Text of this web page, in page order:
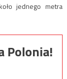
jednego metra
Polonia!